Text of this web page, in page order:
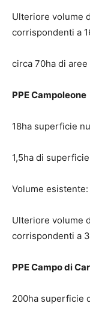
Ulteriore volume
corrispondenti a
circa 70ha di
PPE Campoleone
18ha superficie
1,5ha di
Volume
Ulteriore volume
corrispondenti a
PPE Campo di
200ha superficie